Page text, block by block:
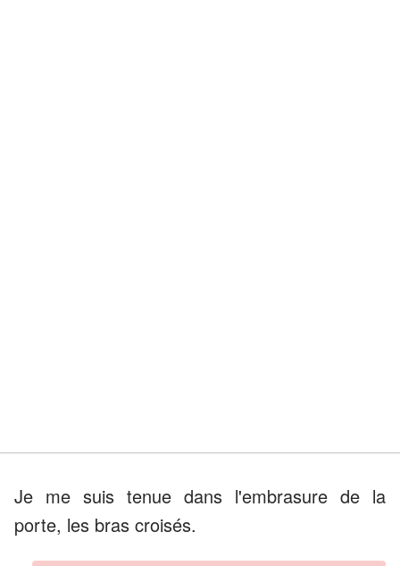
Je me suis tenue dans l'embrasure de la
porte, les bras croisés.